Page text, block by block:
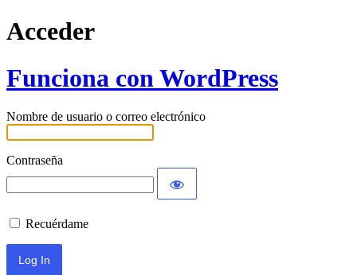
Acceder
Funciona con WordPress
Nombre de usuario o correo electrónico
Contraseña
Recuérdame